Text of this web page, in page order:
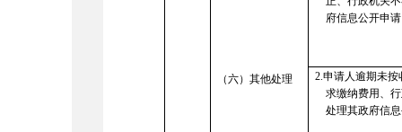
（六）其他处理
府信息公开申请
2.申请人逾期未按
求缴纳费用、
处理其政府信